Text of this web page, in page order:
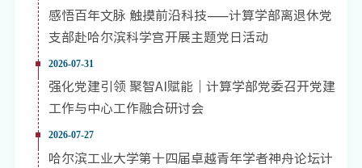
感悟百年文脉 触摸前沿科技——计算学部离退休党
支部赴哈尔滨科学宫开展主题党日活动
2026-07-31
强化党建引领 聚智AI赋能｜计算学部党委召开党建
工作与中心工作融合研讨会
2026-07-27
哈尔滨工业大学第十四届卓越青年学者神舟论坛计